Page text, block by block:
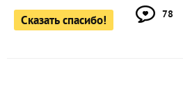
Сказать спасибо! 78